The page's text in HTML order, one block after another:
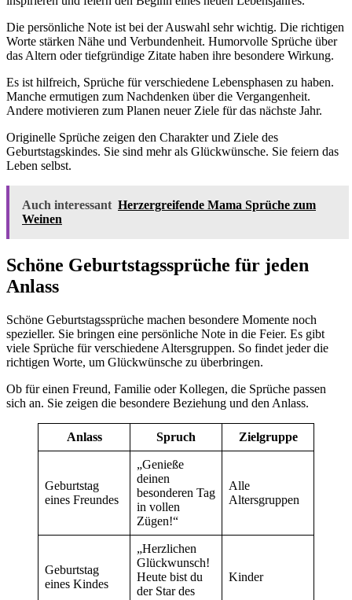
Die persönliche Note ist bei der Auswahl sehr wichtig. Die richtigen
Worte stärken Nähe und Verbundenheit. Humorvolle Sprüche über
das Altern oder tiefgründige Zitate haben ihre besondere Wirkung.
Es ist hilfreich, Sprüche für verschiedene Lebensphasen zu haben.
Manche ermutigen zum Nachdenken über die Vergangenheit.
Andere motivieren zum Planen neuer Ziele für das nächste Jahr.
Originelle Sprüche zeigen den Charakter und Ziele des
Geburtstagskindes. Sie sind mehr als Glückwünsche. Sie feiern das
Leben selbst.
Auch interessant Herzergreifende Mama Sprüche zum
Weinen
Schöne Geburtstagssprüche für jeden
Anlass
Schöne Geburtstagssprüche machen besondere Momente noch
spezieller. Sie bringen eine persönliche Note in die Feier. Es gibt
viele Sprüche für verschiedene Altersgruppen. So findet jeder die
richtigen Worte, um Glückwünsche zu überbringen.
Ob für einen Freund, Familie oder Kollegen, die Sprüche passen
sich an. Sie zeigen die besondere Beziehung und den Anlass.
Anlass Spruch Zielgruppe
Geburtstag
eines Freundes
„Genieße
deinen
besonderen Tag
in vollen
Zügen!“
Alle
Altersgruppen
Geburtstag
eines Kindes
„Herzlichen
Glückwunsch!
Heute bist du
der Star des
Kinder